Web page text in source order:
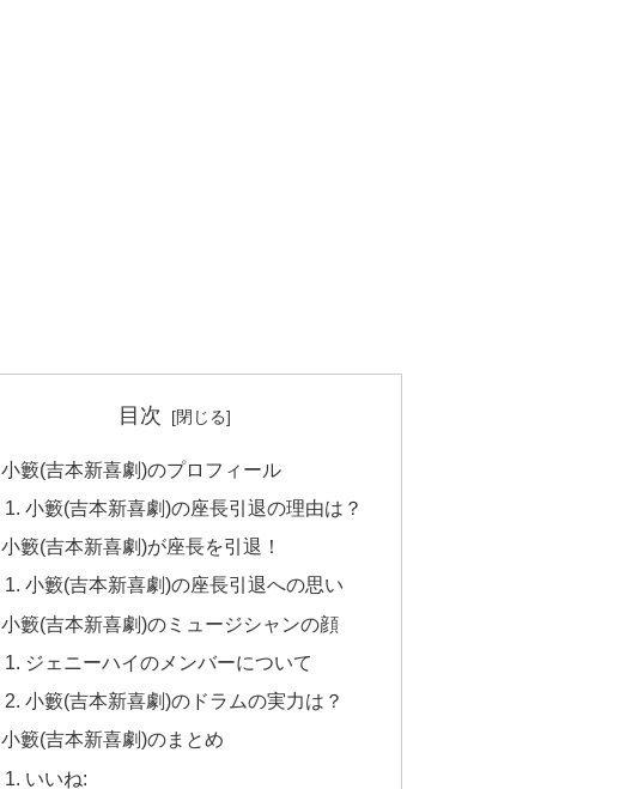
目次
小籔(吉本新喜劇)のプロフィール
小籔(吉本新喜劇)の座長引退の理由は？
小籔(吉本新喜劇)が座長を引退！
小籔(吉本新喜劇)の座長引退への思い
小籔(吉本新喜劇)のミュージシャンの顔
ジェニーハイのメンバーについて
小籔(吉本新喜劇)のドラムの実力は？
小籔(吉本新喜劇)のまとめ
いいね: